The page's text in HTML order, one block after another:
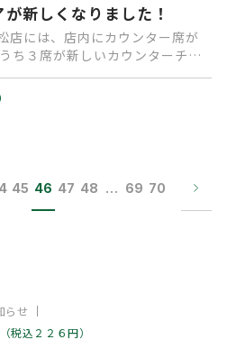
新しくなりました！
店には、店内にカウンター席が
ち３席が新しいカウンターチェ
45 46 47 48 … 69 70
らせ
税込２２６円）